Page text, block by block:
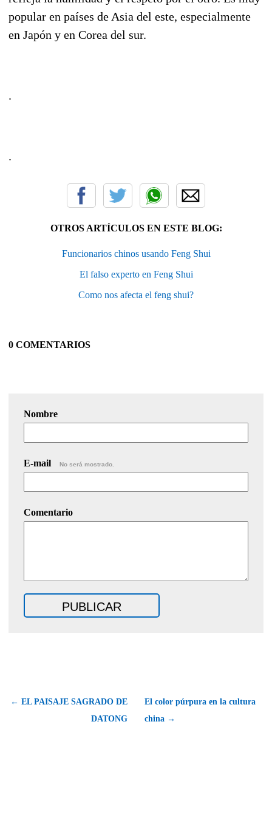
popular en países de Asia del este, especialmente
en Japón y en Corea del sur.
.
.
OTROS ARTÍCULOS EN ESTE BLOG:
Funcionarios chinos usando Feng Shui
El falso experto en Feng Shui
Como nos afecta el feng shui?
0 COMENTARIOS
Nombre
E-mail No será mostrado.
Comentario
← EL PAISAJE SAGRADO DE
DATONG
El color púrpura en la cultura
china →